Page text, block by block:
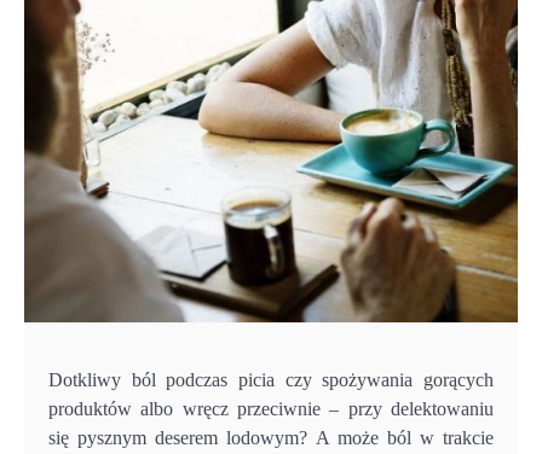
Dotkliwy ból podczas picia czy spożywania gorących
produktów albo wręcz przeciwnie – przy delektowaniu
się pysznym deserem lodowym? A może ból w trakcie